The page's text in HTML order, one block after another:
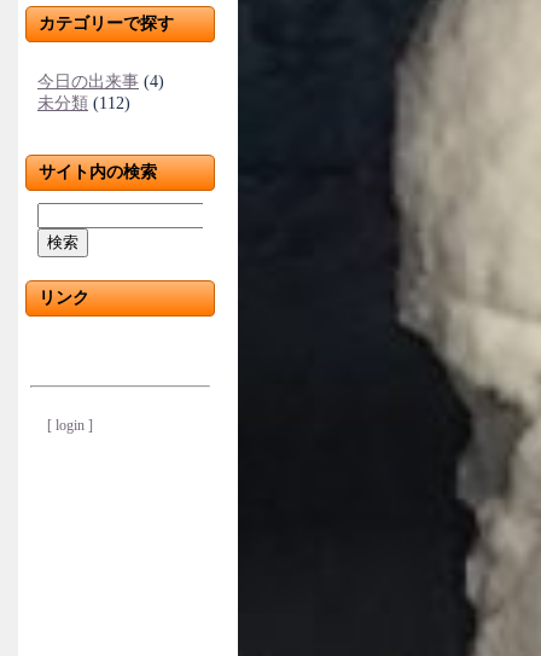
カテゴリーで探す
今日の出来事 (4)
未分類 (112)
サイト内の検索
検索
リンク
[ login ]